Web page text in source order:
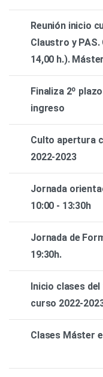
Reunión inicio
Claustro y PAS.
14,00 h.).
Finaliza 2º
ingreso
Culto apertura
2022-2023
Jornada
10:00 - 13:30h
Jornada de
19:30h.
Inicio clases
curso 2022-
Clases Máster